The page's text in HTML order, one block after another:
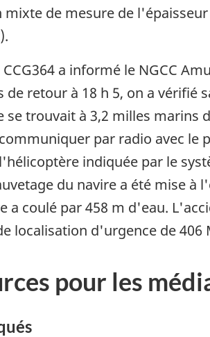
mixte de mesure de
CCG364 a informé le NGCC
de retour à 18 h 5, on a vérifié
trouvait à 3,2 milles marins
par radio avec le
indiquée par le
du navire a été mise
a coulé par 458 m d'eau.
localisation d'urgence de 406
pour les